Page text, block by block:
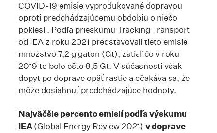
COVID-19 emisie vyprodukované dopravou
oproti predchádzajúcemu obdobiu o niečo
poklesli. Podľa prieskumu Tracking Transport
od IEA z roku 2021 predstavovali tieto emisie
množstvo 7,2 gigaton (Gt), zatiaľ čo v roku
2019 to bolo ešte 8,5 Gt. V súčasnosti však
dopyt po doprave opäť rastie a očakáva sa, že
môže dosiahnuť predchádzajúce hodnoty.
Najväčšie percento emisií podľa výskumu
IEA(Global Energy Review 2021)v doprave